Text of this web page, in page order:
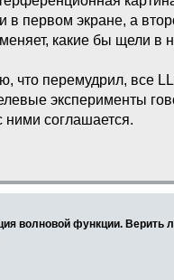
в первом экране, а
какие бы щели в
что перемудрил, все
эксперименты
ними соглашается.
волновой функции. Верить